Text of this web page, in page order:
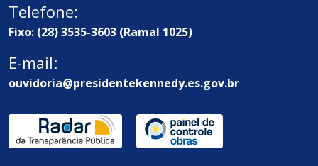
Telefone:
Fixo: (28) 3535-3603 (Ramal 1025)
E-mail:
ouvidoria@presidentekennedy.es.gov.br